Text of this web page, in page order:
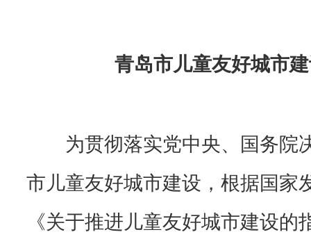
青岛市儿童友好城市
为贯彻落实党中央、国务院
市儿童友好城市建设，根据国家
《关于推进儿童友好城市建设